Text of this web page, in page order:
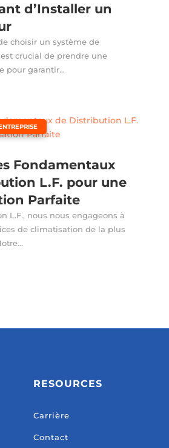
d’Installer un
choisir un système de
crucial de prendre une
pour garantir...
Fondamentaux
L.F. pour une
Parfaite
L.F., nous nous engageons à
de climatisation de la plus
RESOURCES
Carrière
Contact